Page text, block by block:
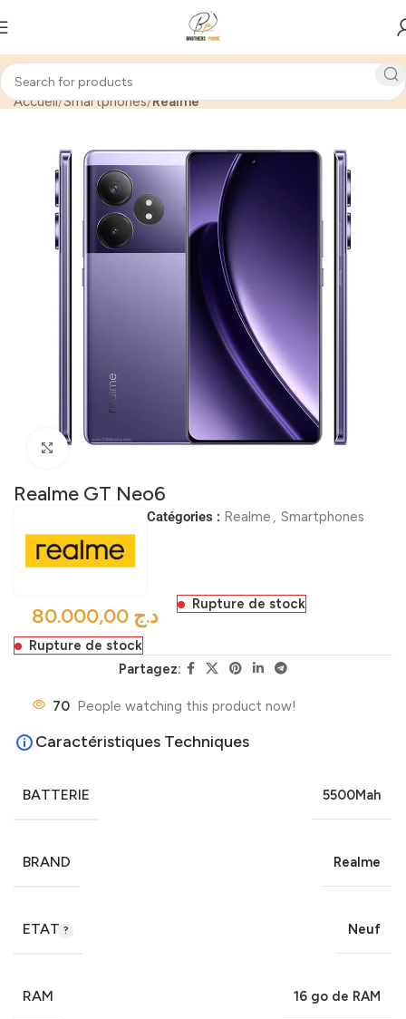
Accueil Smartphones Realme
Click to enlarge
Realme GT Neo6
Catégories : Realme , Smartphones
د.ج Rupture de stock
Rupture de stock
Partagez:
70 People watching this product now!
Caractéristiques Techniques
BATTERIE 5500Mah
BRAND Realme
ETAT Neuf
RAM 16 go de RAM